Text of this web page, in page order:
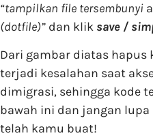
“tampilkan file tersembunyi
(dotfile)” dan klik save /
Dari gambar diatas hapus
terjadi kesalahan saat
dimigrasi, sehingga kode
bawah ini dan jangan
telah kamu buat!